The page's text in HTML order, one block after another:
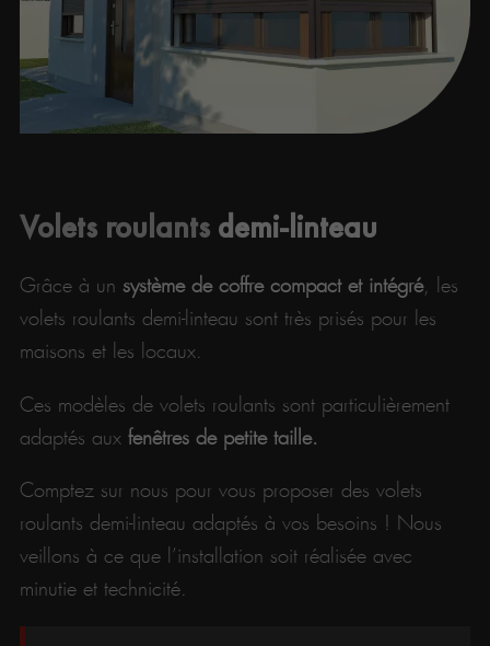
Volets roulants demi-linteau
Grâce à unsystème de coffre compact et intégré, les
volets roulants demi-linteau sont très prisés pour les
maisons et les locaux.
Ces modèles de volets roulants sont particulièrement
adaptés auxfenêtres de petite taille.
Comptez sur nous pour vous proposer des volets
roulants demi-linteau adaptés à vos besoins ! Nous
veillons à ce que l’installation soit réalisée avec
minutie et technicité.